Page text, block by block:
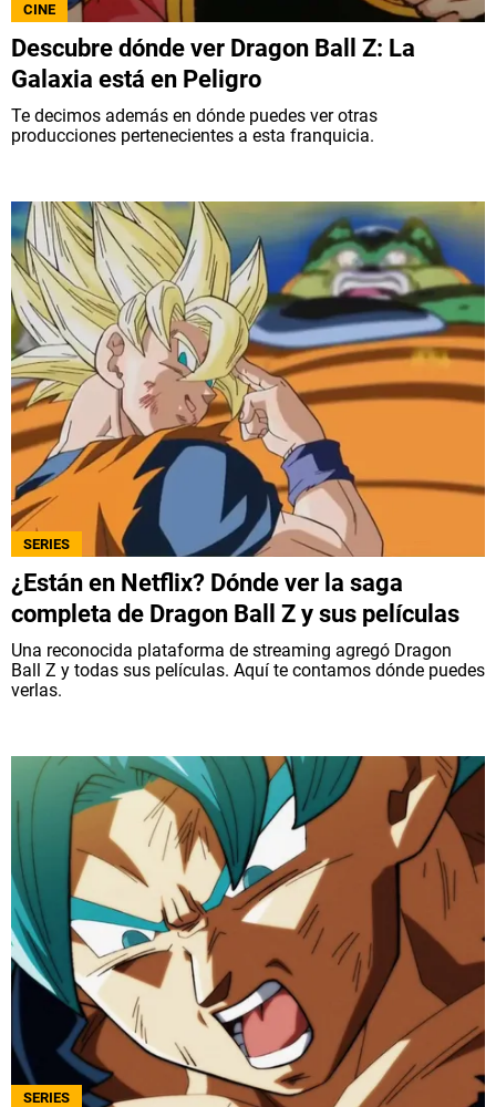
CINE
Descubre dónde ver Dragon Ball Z: La
Galaxia está en Peligro
Te decimos además en dónde puedes ver otras
producciones pertenecientes a esta franquicia.
SERIES
¿Están en Netflix? Dónde ver la saga
completa de Dragon Ball Z y sus películas
Una reconocida plataforma de streaming agregó Dragon
Ball Z y todas sus películas. Aquí te contamos dónde puedes
verlas.
SERIES